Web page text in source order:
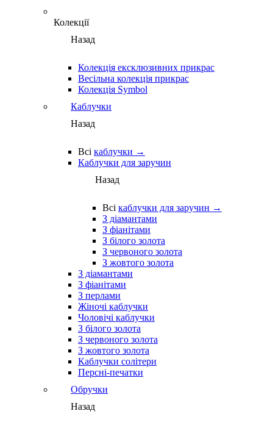
Колекції
Назад
Колекція ексклюзивних прикрас
Весільна колекція прикрас
Колекція Symbol
Каблучки
Назад
Всі каблучки →
Каблучки для заручин
Назад
Всі каблучки для заручин →
З діамантами
З фіанітами
З білого золота
З червоного золота
З жовтого золота
З діамантами
З фіанітами
З перлами
Жіночі каблучки
Чоловічі каблучки
З білого золота
З червоного золота
З жовтого золота
Каблучки солітери
Персні-печатки
Обручки
Назад